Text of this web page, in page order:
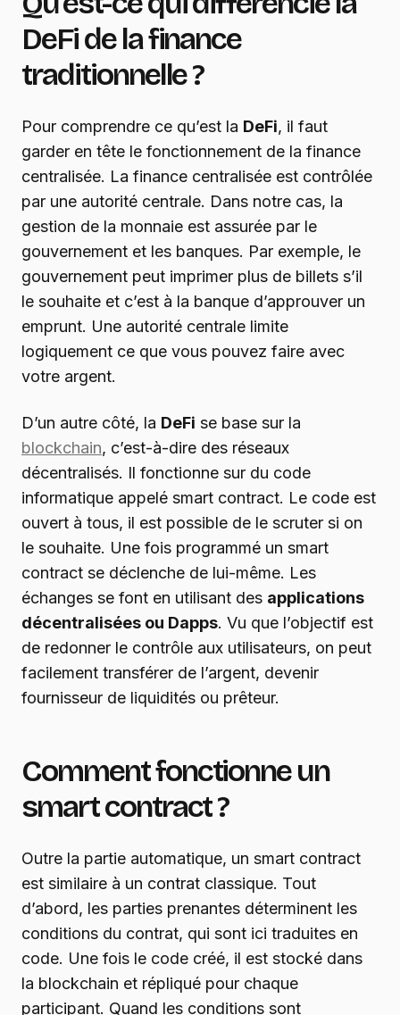
DeFi de la finance
traditionnelle ?
Pour comprendre ce qu’est la DeFi, il faut
garder en tête le fonctionnement de la finance
centralisée. La finance centralisée est contrôlée
par une autorité centrale. Dans notre cas, la
gestion de la monnaie est assurée par le
gouvernement et les banques. Par exemple, le
gouvernement peut imprimer plus de billets s’il
le souhaite et c’est à la banque d’approuver un
emprunt. Une autorité centrale limite
logiquement ce que vous pouvez faire avec
votre argent.
D’un autre côté, la DeFi se base sur la
blockchain, c’est-à-dire des réseaux
décentralisés. Il fonctionne sur du code
informatique appelé smart contract. Le code est
ouvert à tous, il est possible de le scruter si on
le souhaite. Une fois programmé un smart
contract se déclenche de lui-même. Les
échanges se font en utilisant des applications
décentralisées ou Dapps. Vu que l’objectif est
de redonner le contrôle aux utilisateurs, on peut
facilement transférer de l’argent, devenir
fournisseur de liquidités ou prêteur.
Comment fonctionne un
smart contract ?
Outre la partie automatique, un smart contract
est similaire à un contrat classique. Tout
d’abord, les parties prenantes déterminent les
conditions du contrat, qui sont ici traduites en
code. Une fois le code créé, il est stocké dans
la blockchain et répliqué pour chaque
participant. Quand les conditions sont